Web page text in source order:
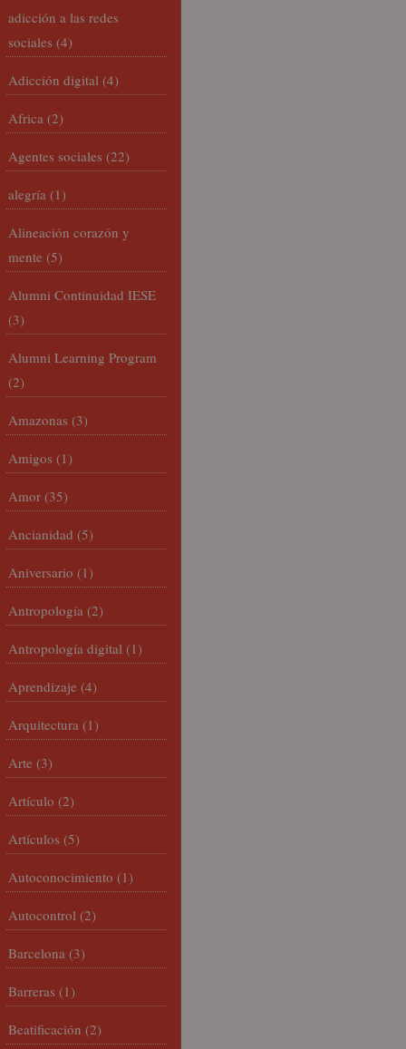
adicción a las redes
sociales (4)
Adicción digital (4)
Africa (2)
Agentes sociales (22)
alegría (1)
Alineación corazón y
mente (5)
Alumni Continuidad IESE
(3)
Alumni Learning Program
(2)
Amazonas (3)
Amigos (1)
Amor (35)
Ancianidad (5)
Aniversario (1)
Antropología (2)
Antropología digital (1)
Aprendizaje (4)
Arquitectura (1)
Arte (3)
Artículo (2)
Artículos (5)
Autoconocimiento (1)
Autocontrol (2)
Barcelona (3)
Barreras (1)
Beatificación (2)